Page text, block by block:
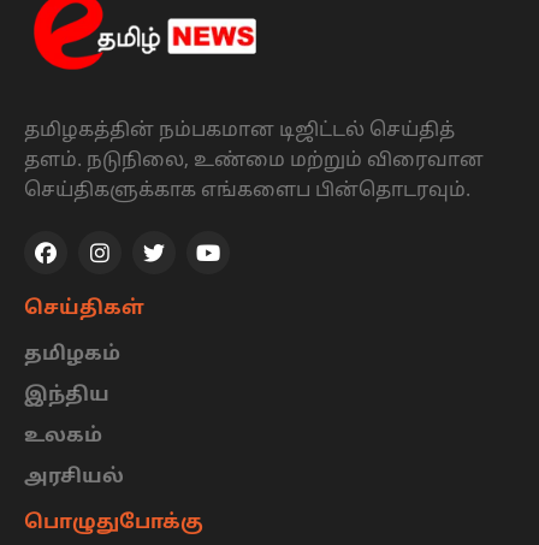
தமிழகத்தின் நம்பகமான டிஜிட்டல் செய்தித்
தளம். நடுநிலை, உண்மை மற்றும் விரைவான
செய்திகளுக்காக எங்களைப பின்தொடரவும்.
செய்திகள்
தமிழகம்
இந்திய
உலகம்
அரசியல்
பொழுதுபோக்கு